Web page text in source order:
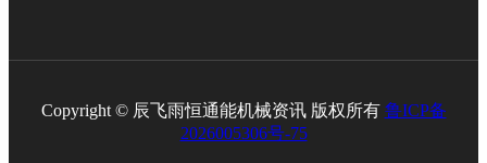
Copyright © 辰飞雨恒通能机械资讯 版权所有 鲁ICP备
2026005306号-75